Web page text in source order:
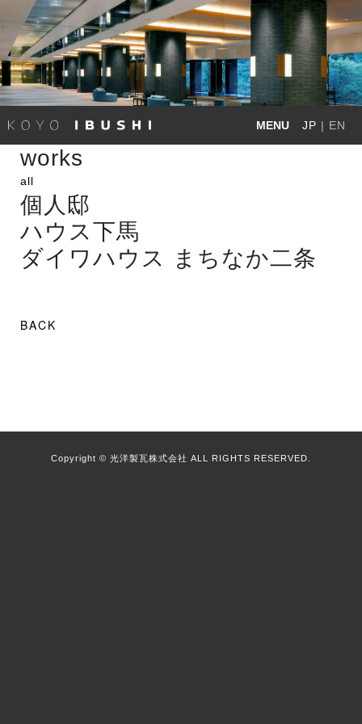
MENU JP | EN
works
all
個人邸
ハウス下馬
ダイワハウス まちなか二条
BACK
Copyright © 光洋製瓦株式会社 ALL RIGHTS RESERVED.